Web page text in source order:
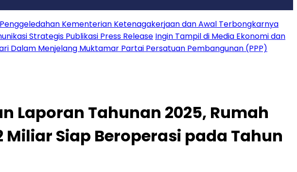
Penggeledahan Kementerian Ketenagakerjaan dan Awal Terbongkarnya
Strategis Publikasi Press Release Ingin Tampil di Media Ekonomi dan
Dalam Menjelang Muktamar Partai Persatuan Pembangunan (PPP)
Laporan Tahunan 2025, Rumah
Siap Beroperasi pada Tahun